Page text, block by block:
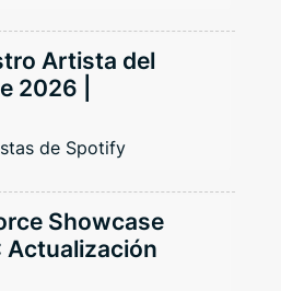
Artista del
2026 |
de Spotify
Showcase
Actualización